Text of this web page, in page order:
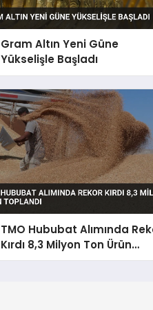
Gram Altın Yeni Güne
Yükselişle Başladı
TMO Hububat Alımında
Kırdı 8,3 Milyon Ton Ürün
Toplandı